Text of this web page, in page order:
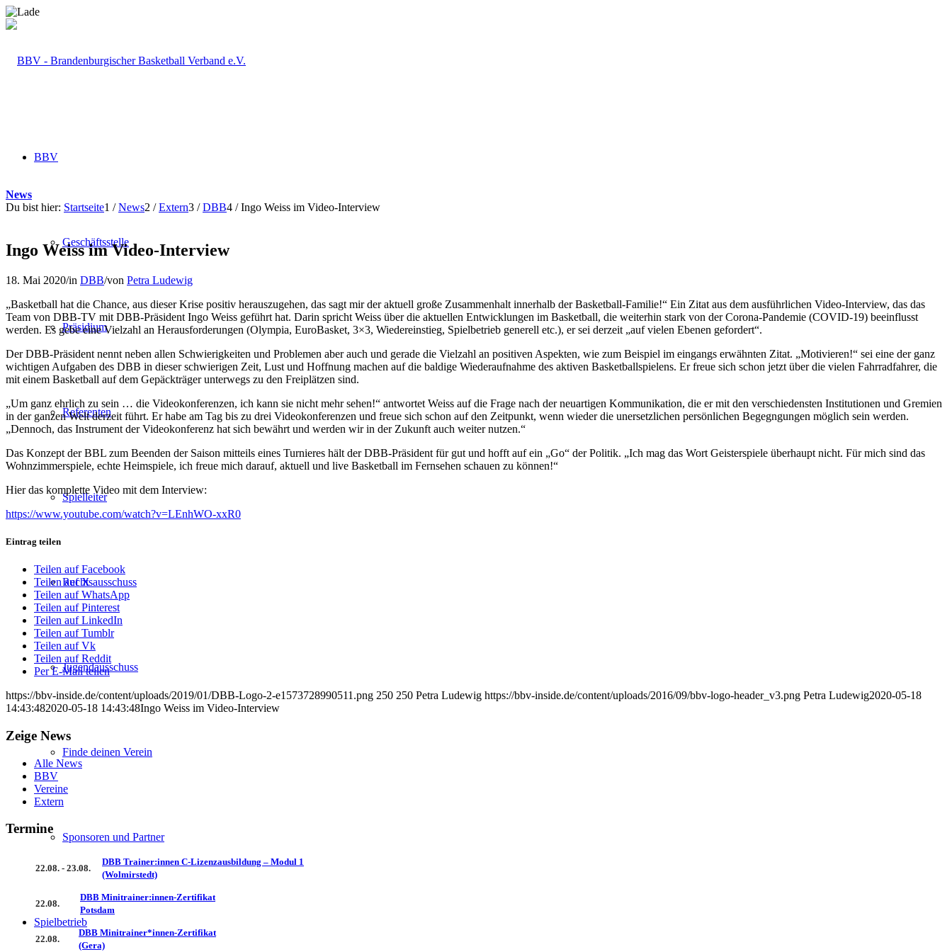
BBV
Geschäftsstelle
Präsidium
Referenten
Spielleiter
Rechtsausschuss
Jugendausschuss
Finde deinen Verein
Sponsoren und Partner
Spielbetrieb
News
Du bist hier: Startseite1 / News2 / Extern3 / DBB4 / Ingo Weiss im Video-Interview
Ingo Weiss im Video-Interview
18. Mai 2020/in DBB/von Petra Ludewig
„Basketball hat die Chance, aus dieser Krise positiv herauszugehen, das sagt mir der aktuell große Zusammenhalt innerhalb der Basketball-Familie!“ Ein Zitat aus dem ausführlichen Video-Interview, das das
Team von DBB-TV mit DBB-Präsident Ingo Weiss geführt hat. Darin spricht Weiss über die aktuellen Entwicklungen im Basketball, die weiterhin stark von der Corona-Pandemie (COVID-19) beeinflusst
werden. Es gebe eine Vielzahl an Herausforderungen (Olympia, EuroBasket, 3×3, Wiedereinstieg, Spielbetrieb generell etc.), er sei derzeit „auf vielen Ebenen gefordert“.
Der DBB-Präsident nennt neben allen Schwierigkeiten und Problemen aber auch und gerade die Vielzahl an positiven Aspekten, wie zum Beispiel im eingangs erwähnten Zitat. „Motivieren!“ sei eine der ganz
wichtigen Aufgaben des DBB in dieser schwierigen Zeit, Lust und Hoffnung machen auf die baldige Wiederaufnahme des aktiven Basketballspielens. Er freue sich schon jetzt über die vielen Fahrradfahrer, die
mit einem Basketball auf dem Gepäckträger unterwegs zu den Freiplätzen sind.
„Um ganz ehrlich zu sein … die Videokonferenzen, ich kann sie nicht mehr sehen!“ antwortet Weiss auf die Frage nach der neuartigen Kommunikation, die er mit den verschiedensten Institutionen und Gremien
in der ganzen Welt derzeit führt. Er habe am Tag bis zu drei Videokonferenzen und freue sich schon auf den Zeitpunkt, wenn wieder die unersetzlichen persönlichen Begegngungen möglich sein werden.
„Dennoch, das Instrument der Videokonferenz hat sich bewährt und werden wir in der Zukunft auch weiter nutzen.“
Das Konzept der BBL zum Beenden der Saison mitteils eines Turnieres hält der DBB-Präsident für gut und hofft auf ein „Go“ der Politik. „Ich mag das Wort Geisterspiele überhaupt nicht. Für mich sind das
Wohnzimmerspiele, echte Heimspiele, ich freue mich darauf, aktuell und live Basketball im Fernsehen schauen zu können!“
Hier das komplette Video mit dem Interview:
https://www.youtube.com/watch?v=LEnhWO-xxR0
Eintrag teilen
Teilen auf Facebook
Teilen auf X
Teilen auf WhatsApp
Teilen auf Pinterest
Teilen auf LinkedIn
Teilen auf Tumblr
Teilen auf Vk
Teilen auf Reddit
Per E-Mail teilen
https://bbv-inside.de/content/uploads/2019/01/DBB-Logo-2-e1573728990511.png 250 250 Petra Ludewig https://bbv-inside.de/content/uploads/2016/09/bbv-logo-header_v3.png Petra Ludewig2020-05-18
14:43:482020-05-18 14:43:48Ingo Weiss im Video-Interview
Zeige News
Alle News
BBV
Vereine
Extern
Termine
22.08. - 23.08.
DBB Trainer:innen C-Lizenzausbildung – Modul 1
(Wolmirstedt)
22.08.
DBB Minitrainer:innen-Zertifikat
Potsdam
22.08.
DBB Minitrainer*innen-Zertifikat
(Gera)